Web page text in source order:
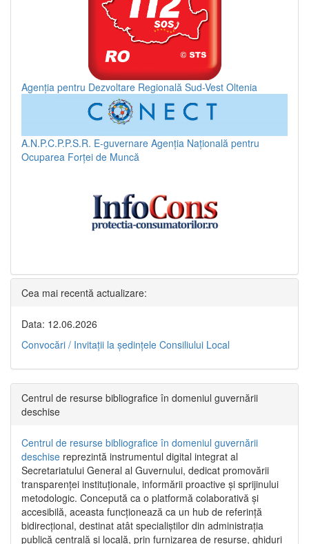
Agenția pentru Dezvoltare Regională Sud-Vest Oltenia
A.N.P.C.P.P.S.R. E-guvernare Agenția Națională pentru
Ocuparea Forței de Muncă
Cea mai recentă actualizare:
Data: 12.06.2026
Convocări / Invitaţii la şedinţele Consiliului Local
Centrul de resurse bibliografice în domeniul guvernării
deschise
Centrul de resurse bibliografice în domeniul guvernării
deschise reprezintă instrumentul digital integrat al
Secretariatului General al Guvernului, dedicat promovării
transparenței instituționale, informării proactive și sprijinului
metodologic. Concepută ca o platformă colaborativă și
accesibilă, aceasta funcționează ca un hub de referință
bidirecțional, destinat atât specialiștilor din administrația
publică centrală și locală, prin furnizarea de resurse, ghiduri